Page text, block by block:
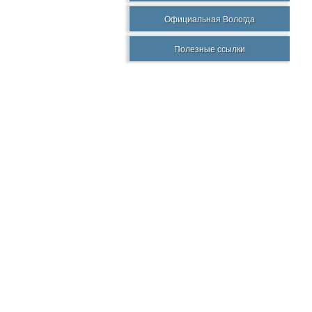
Официальная Вологда
Полезные ссылки